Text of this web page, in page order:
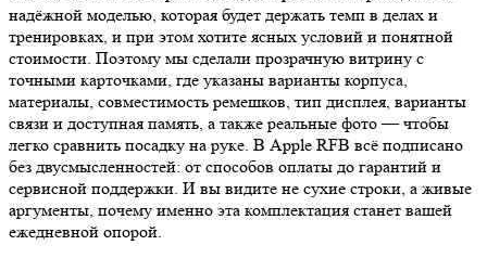
надёжной моделью, которая будет держать темп в делах и
тренировках, и при этом хотите ясных условий и понятной
стоимости. Поэтому мы сделали прозрачную витрину с
точными карточками, где указаны варианты корпуса,
материалы, совместимость ремешков, тип дисплея, варианты
связи и доступная память, а также реальные фото — чтобы
легко сравнить посадку на руке. В Apple RFB всё подписано
без двусмысленностей: от способов оплаты до гарантий и
сервисной поддержки. И вы видите не сухие строки, а живые
аргументы, почему именно эта комплектация станет вашей
ежедневной опорой.